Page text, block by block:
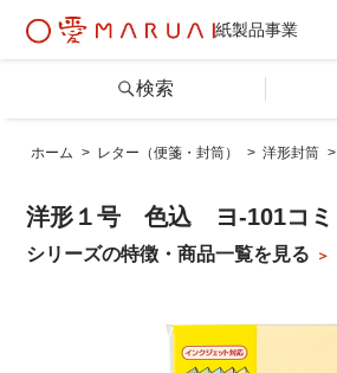
紙製品事業
製品情報トップ
検索
ホーム > レター（便箋・封筒） > 洋形封筒 >
洋形１号 色込 ヨ-101コミ
シリーズの特徴・商品一覧を見る